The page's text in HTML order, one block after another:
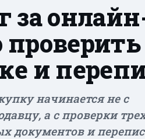
за
и
начинается не с
а с проверки
документов и